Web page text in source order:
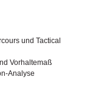
und Tactical
Vorhaltemaß
Analyse